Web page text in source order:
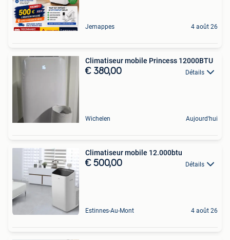
Jemappes 4 août 26
Climatiseur mobile Princess 12000BTU
€ 380,00 Détails
Wichelen Aujourd'hui
Climatiseur mobile 12.000btu
€ 500,00 Détails
Estinnes-Au-Mont 4 août 26